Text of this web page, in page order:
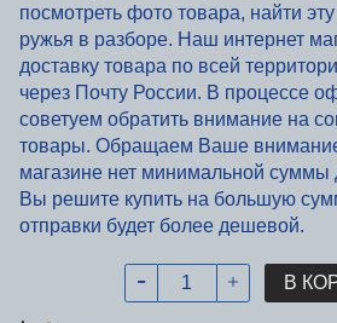
посмотреть фото товара, найти
ружья в разборе. Наш интернет
доставку товара по всей
через Почту России. В процессе
советуем обратить внимание на
товары. Обращаем Ваше
магазине нет минимальной суммы
Вы решите купить на большую
отправки будет более дешевой.
В